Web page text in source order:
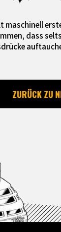
maschinell
dass
ZURÜCK ZU